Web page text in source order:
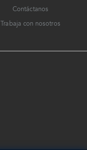
Contáctanos
Trabaja con nosotros